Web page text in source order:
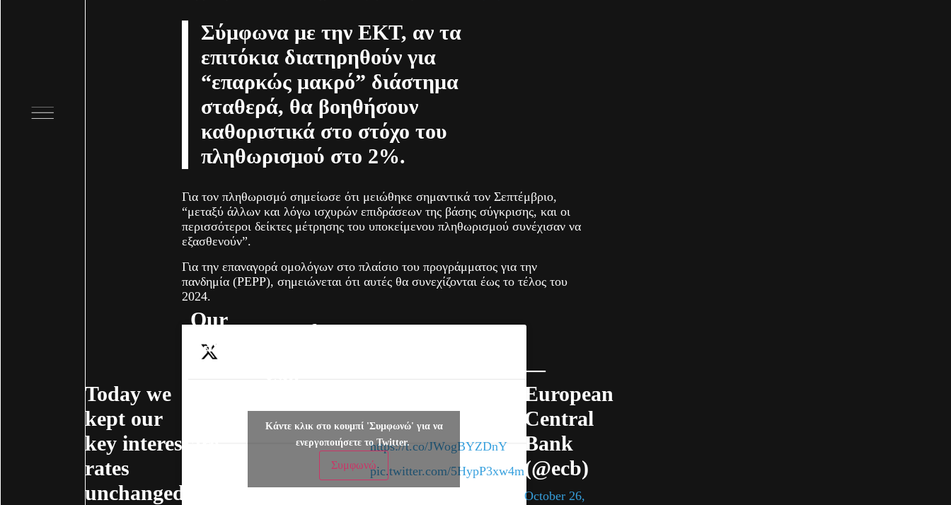
Σύμφωνα με την ΕΚΤ, αν τα
επιτόκια διατηρηθούν για
“επαρκώς μακρό” διάστημα
σταθερά, θα βοηθήσουν
καθοριστικά στο στόχο του
πληθωρισμού στο 2%.
Για τον πληθωρισμό σημείωσε ότι μειώθηκε σημαντικά τον Σεπτέμβριο,
“μεταξύ άλλων και λόγω ισχυρών επιδράσεων της βάσης σύγκρισης, και οι
περισσότεροι δείκτες μέτρησης του υποκείμενου πληθωρισμού συνέχισαν να
εξασθενούν”.
Για την επαναγορά ομολόγων στο πλαίσιο του προγράμματος για την
πανδημία (PEPP), σημειώνεται ότι αυτές θα συνεχίζονται έως το τέλος του
2024.
Today we
kept our
key interest
rates
unchanged.
Our
past
helping
Our future
depend on
how we see
economy
Read more
https://t.co/JWogBYZDnY
pic.twitter.com/5HypP3xw4m
—
European
Central
Bank
(@ecb)
October 26,
Κάντε κλικ στο κουμπί 'Συμφωνώ' για να
ενεργοποιήσετε το Twitter.
Συμφωνώ